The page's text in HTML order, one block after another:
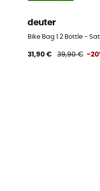
deuter
Bike Bag 1.2 Bottle -
31,90 € 39,90 € -